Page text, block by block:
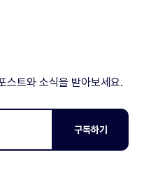
스트와 소식을 받아보세요.
구독하기